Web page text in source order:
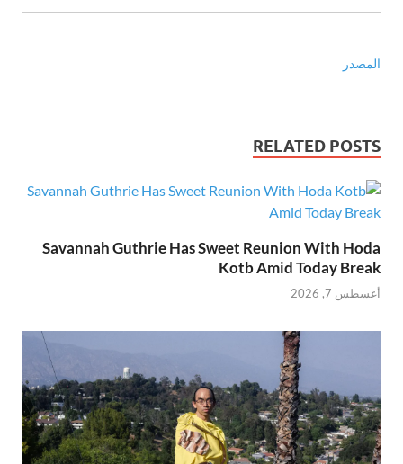
المصدر
RELATED POSTS
Savannah Guthrie Has Sweet Reunion With Hoda
Kotb Amid Today Break
أغسطس 7, 2026